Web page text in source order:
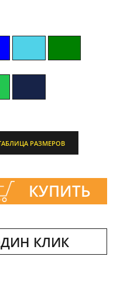
РАЗМЕРОВ
КУПИТЬ
КЛИК